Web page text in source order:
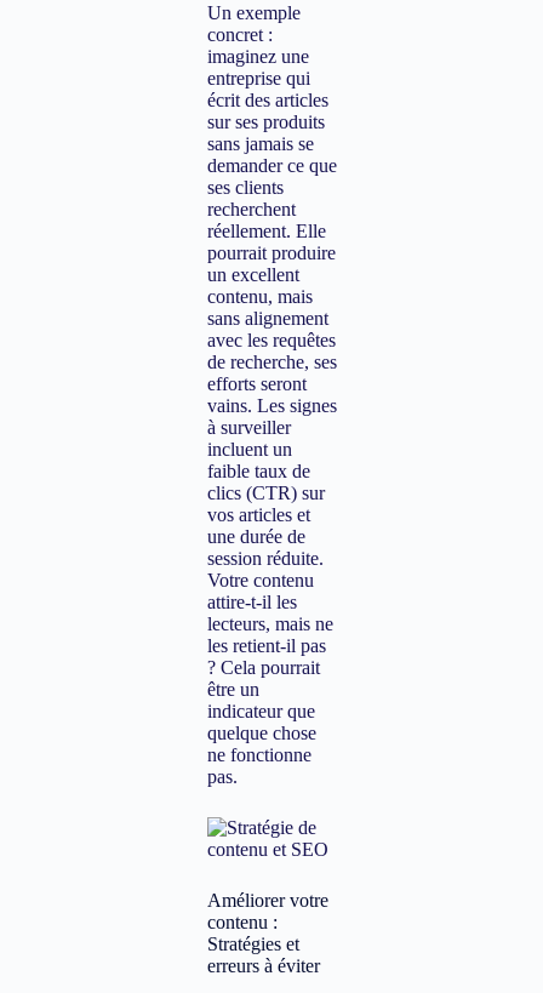
Un exemple
concret :
imaginez une
entreprise qui
écrit des articles
sur ses produits
sans jamais se
demander ce que
ses clients
recherchent
réellement. Elle
pourrait produire
un excellent
contenu, mais
sans alignement
avec les requêtes
de recherche, ses
efforts seront
vains. Les signes
à surveiller
incluent un
faible taux de
clics (CTR) sur
vos articles et
une durée de
session réduite.
Votre contenu
attire-t-il les
lecteurs, mais ne
les retient-il pas
? Cela pourrait
être un
indicateur que
quelque chose
ne fonctionne
pas.
Améliorer votre
contenu :
Stratégies et
erreurs à éviter